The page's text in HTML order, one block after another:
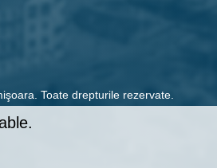
Toate drepturile rezervate.